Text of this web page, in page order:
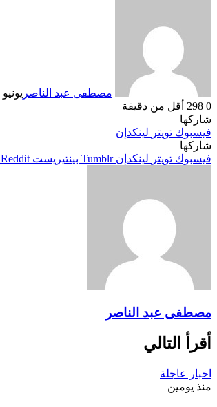
مصطفى عبد الناصر يونيو 25, 2023
0
أقل من دقيقة
شاركها
فيسبوك تويتر لينكدإن
شاركها
فيسبوك تويتر لينكدإن بينتيريست
مصطفى عبد الناصر
أقرأ التالي
اخبار عاجلة
منذ يومين